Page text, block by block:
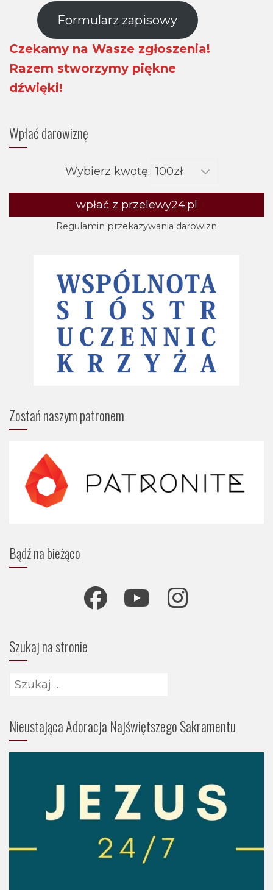
Formularz zapisowy
Czekamy na Wasze zgłoszenia!
Razem stworzymy piękne
dźwięki!
Wpłać darowiznę
Wybierz kwotę:
wpłać z przelewy24.pl
Regulamin przekazywania darowizn
Zostań naszym patronem
Bądź na bieżąco
Szukaj na stronie
Szukaj:
Nieustająca Adoracja Najświętszego Sakramentu